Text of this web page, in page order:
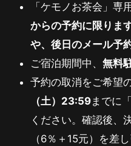
「ケモノお茶会」専
からの予約に限りま
や、後日のメール予
ご宿泊期間中、 無料
予約の取消をご希望
（土）23:59までに
ください。確認後、
（6％＋15元）を差